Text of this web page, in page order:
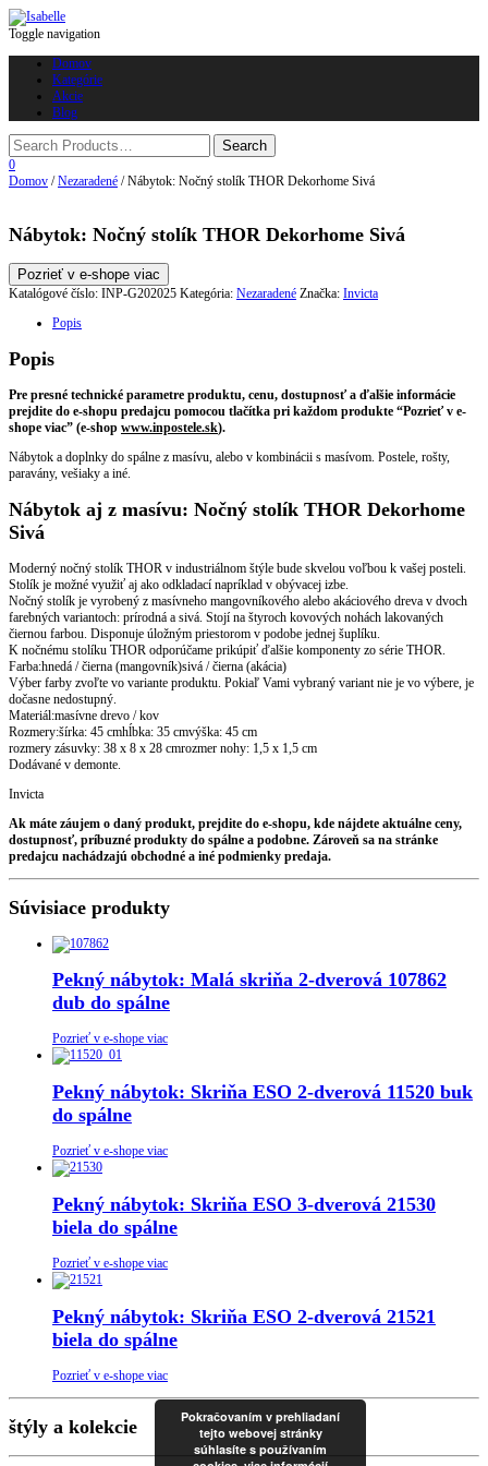
Toggle navigation
Domov
Kategórie
Akcie
Blog
0
Domov /Nezaradené / Nábytok: Nočný stolík THOR Dekorhome Sivá
Nábytok: Nočný stolík THOR Dekorhome Sivá
Pozrieť v e-shope viac
Katalógové číslo: INP-G202025 Kategória: Nezaradené Značka: Invicta
Popis
Popis
Pre presné technické parametre produktu, cenu, dostupnosť a ďalšie informácie
prejdite do e-shopu predajcu pomocou tlačítka pri každom produkte “Pozrieť v e-
shope viac” (e-shop www.inpostele.sk).
Nábytok a doplnky do spálne z masívu, alebo v kombinácii s masívom. Postele, rošty,
paravány, vešiaky a iné.
Nábytok aj z masívu: Nočný stolík THOR Dekorhome
Sivá
Moderný nočný stolík THOR v industriálnom štýle bude skvelou voľbou k vašej posteli.
Stolík je možné využiť aj ako odkladací napríklad v obývacej izbe.
Nočný stolík je vyrobený z masívneho mangovníkového alebo akáciového dreva v dvoch
farebných variantoch: prírodná a sivá. Stojí na štyroch kovových nohách lakovaných
čiernou farbou. Disponuje úložným priestorom v podobe jednej šuplíku.
K nočnému stolíku THOR odporúčame prikúpiť ďalšie komponenty zo série THOR.
Farba:hnedá / čierna (mangovník)sivá / čierna (akácia)
Výber farby zvoľte vo variante produktu. Pokiaľ Vami vybraný variant nie je vo výbere, je
dočasne nedostupný.
Materiál:masívne drevo / kov
Rozmery:šírka: 45 cmhĺbka: 35 cmvýška: 45 cm
rozmery zásuvky: 38 x 8 x 28 cmrozmer nohy: 1,5 x 1,5 cm
Dodávané v demonte.
Invicta
Ak máte záujem o daný produkt, prejdite do e-shopu, kde nájdete aktuálne ceny,
dostupnosť, príbuzné produkty do spálne a podobne. Zároveň sa na stránke
predajcu nachádzajú obchodné a iné podmienky predaja.
Súvisiace produkty
Pekný nábytok: Malá skriňa 2-dverová 107862
dub do spálne
Pozrieť v e-shope viac
Pekný nábytok: Skriňa ESO 2-dverová 11520 buk
do spálne
Pozrieť v e-shope viac
Pekný nábytok: Skriňa ESO 3-dverová 21530
biela do spálne
Pozrieť v e-shope viac
Pekný nábytok: Skriňa ESO 2-dverová 21521
biela do spálne
Pozrieť v e-shope viac
štýly a kolekcie
Pokračovaním v prehliadaní
tejto webovej stránky
súhlasíte s používaním